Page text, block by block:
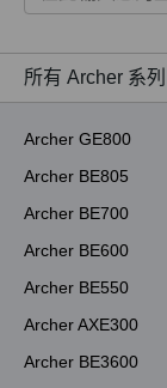
商用產品
ISP用產品
所有 Archer 系列
Archer GE800
Archer BE805
Archer BE700
Archer BE600
Archer BE550
Archer AXE300
Archer BE3600